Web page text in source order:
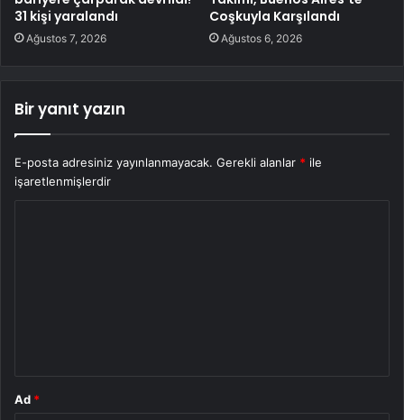
31 kişi yaralandı
Ağustos 7, 2026
Coşkuyla Karşılandı
Ağustos 6, 2026
Bir yanıt yazın
E-posta adresiniz yayınlanmayacak. Gerekli alanlar * ile
işaretlenmişlerdir
Ad *